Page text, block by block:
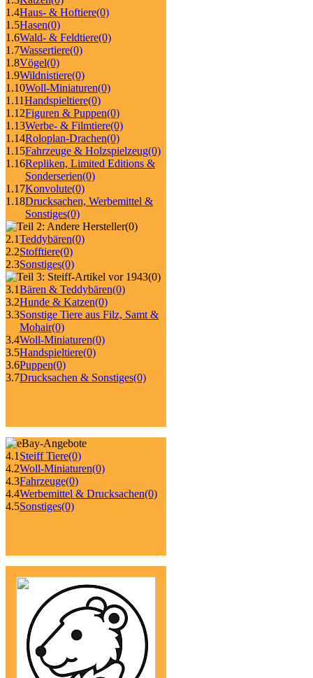
1.4Haus- & Hoftiere(0)
1.5Hasen(0)
1.6Wald- & Feldtiere(0)
1.7Wassertiere(0)
1.8Vögel(0)
1.9Wildnistiere(0)
1.10Woll-Miniaturen(0)
1.11Handspieltiere(0)
1.12Figuren & Puppen(0)
1.13Werbe- & Filmtiere(0)
1.14Roloplan-Drachen(0)
1.15Fahrzeuge & Holzspielzeug(0)
1.16Repliken, Limited Editions &
Sonderserien(0)
1.17Konvolute(0)
1.18Drucksachen, Werbemittel &
Sonstiges(0)
(0)
2.1Teddybären(0)
2.2Stofftiere(0)
2.3Sonstiges(0)
(0)
3.1Bären & Teddybären(0)
3.2Hunde & Katzen(0)
3.3Sonstige Tiere aus Filz, Samt &
Mohair(0)
3.4Woll-Miniaturen(0)
3.5Handspieltiere(0)
3.6Puppen(0)
3.7Drucksachen & Sonstiges(0)
4.1 Steiff Tiere(0)
4.2Woll-Miniaturen(0)
4.3Fahrzeuge(0)
4.4Werbemittel & Drucksachen(0)
4.5Sonstiges(0)